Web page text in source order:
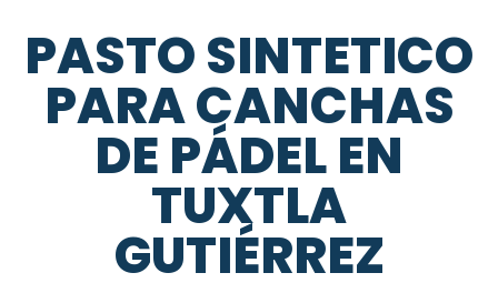
PASTO SINTETICO
PARA CANCHAS
DE PÁDEL EN
TUXTLA
GUTIÉRREZ